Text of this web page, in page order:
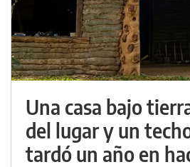
Una casa bajo
del lugar y un
tardó un año en